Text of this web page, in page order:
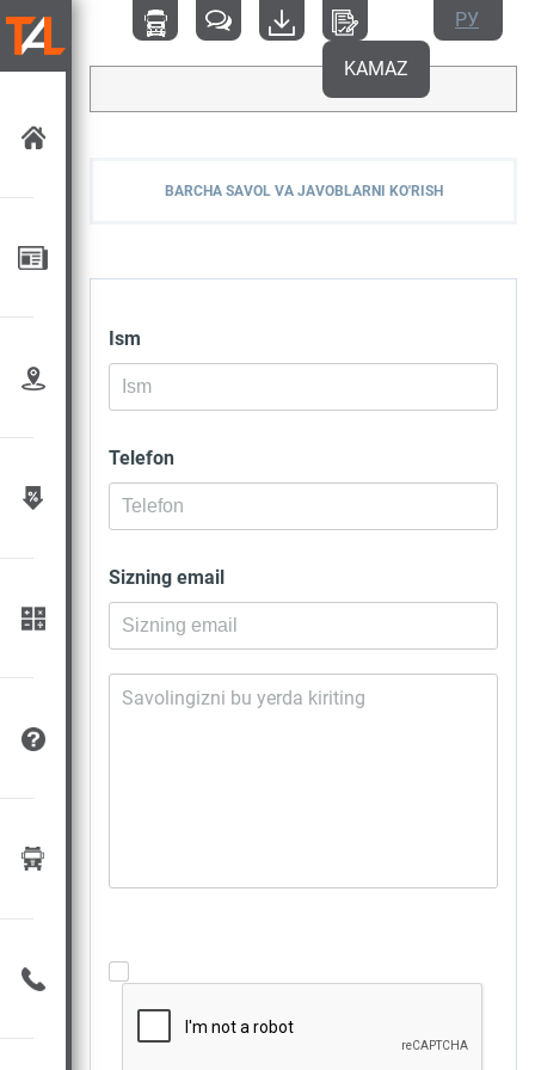
KAMAZ
РУ
BARCHA SAVOL VA JAVOBLARNI KO'RISH
Ism
Telefon
Sizning email